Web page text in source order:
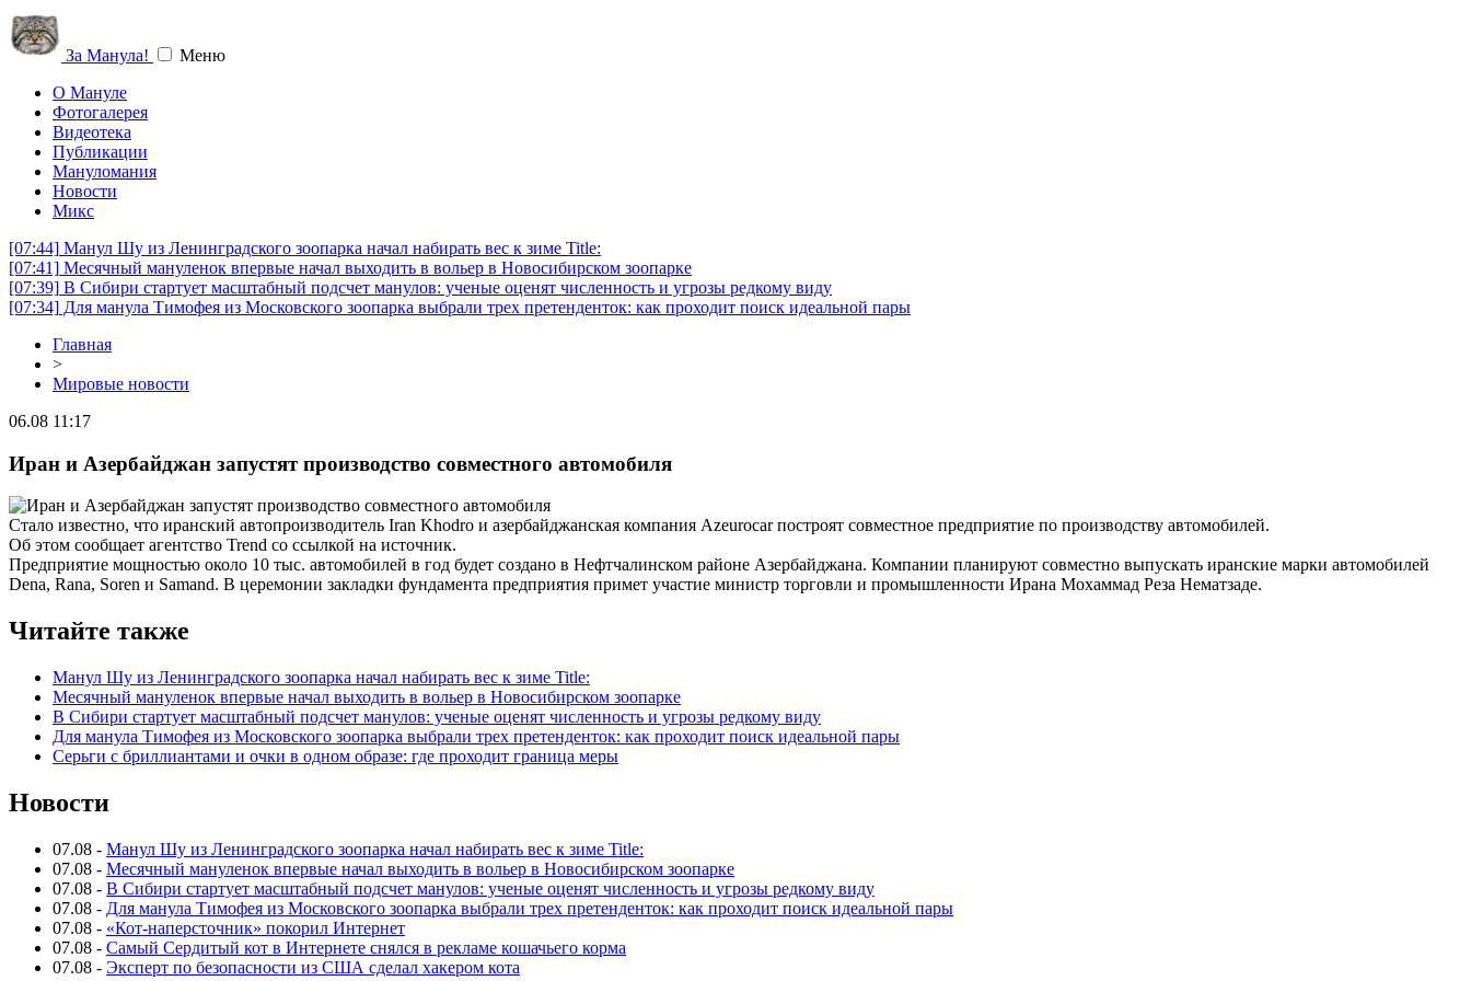
За Манула!
Меню
О Мануле
Фотогалерея
Видеотека
Публикации
Мануломания
Новости
Микс
[07:44] Манул Шу из Ленинградского зоопарка начал набирать вес к зиме Title:
[07:41] Месячный мануленок впервые начал выходить в вольер в Новосибирском зоопарке
[07:39] В Сибири стартует масштабный подсчет манулов: ученые оценят численность и угрозы редкому виду
[07:34] Для манула Тимофея из Московского зоопарка выбрали трех претенденток: как проходит поиск идеальной пары
Главная
>
Мировые новости
06.08 11:17
Иран и Азербайджан запустят производство совместного автомобиля
Стало известно, что иранский автопроизводитель Iran Khodro и азербайджанская компания Azeurocar построят совместное предприятие по производству автомобилей.
Об этом сообщает агентство Trend со ссылкой на источник.
Предприятие мощностью около 10 тыс. автомобилей в год будет создано в Нефтчалинском районе Азербайджана. Компании планируют совместно выпускать иранские марки автомобилей
Dena, Rana, Soren и Samand. В церемонии закладки фундамента предприятия примет участие министр торговли и промышленности Ирана Мохаммад Реза Нематзаде.
Читайте также
Манул Шу из Ленинградского зоопарка начал набирать вес к зиме Title:
Месячный мануленок впервые начал выходить в вольер в Новосибирском зоопарке
В Сибири стартует масштабный подсчет манулов: ученые оценят численность и угрозы редкому виду
Для манула Тимофея из Московского зоопарка выбрали трех претенденток: как проходит поиск идеальной пары
Серьги с бриллиантами и очки в одном образе: где проходит граница меры
Новости
07.08 - Манул Шу из Ленинградского зоопарка начал набирать вес к зиме Title:
07.08 - Месячный мануленок впервые начал выходить в вольер в Новосибирском зоопарке
07.08 - В Сибири стартует масштабный подсчет манулов: ученые оценят численность и угрозы редкому виду
07.08 - Для манула Тимофея из Московского зоопарка выбрали трех претенденток: как проходит поиск идеальной пары
07.08 - «Кот-наперсточник» покорил Интернет
07.08 - Самый Сердитый кот в Интернете снялся в рекламе кошачьего корма
07.08 - Эксперт по безопасности из США сделал хакером кота